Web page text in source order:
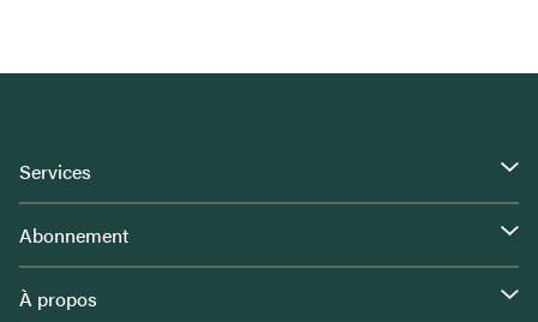
Services
Abonnement
À propos